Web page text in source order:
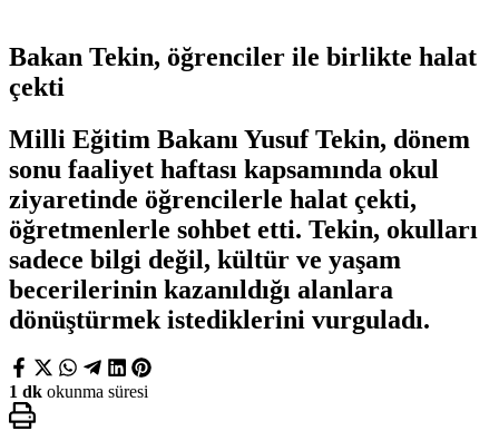
Bakan Tekin, öğrenciler ile birlikte halat
çekti
Milli Eğitim Bakanı Yusuf Tekin, dönem
sonu faaliyet haftası kapsamında okul
ziyaretinde öğrencilerle halat çekti,
öğretmenlerle sohbet etti. Tekin, okulları
sadece bilgi değil, kültür ve yaşam
becerilerinin kazanıldığı alanlara
dönüştürmek istediklerini vurguladı.
1 dk okunma süresi